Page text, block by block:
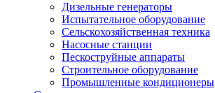
Дизельные генераторы
Испытательное оборудование
Сельскохозяйственная техника
Насосные станции
Пескоструйные аппараты
Строительное оборудование
Промышленные кондиционеры